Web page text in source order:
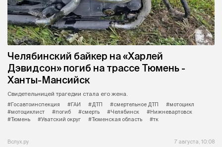
Челябинский байкер на «Харлей
Дэвидсон» погиб на трассе Тюмень -
Ханты-Мансийск
Свидетельницей трагедии стала его жена.
#Госавтоинспекция
#ГАИ #ДТП #смертельное ДТП
#мотоцикл
#мотоциклист
#погиб #смерть #Челябинск
#Нижневартовск
#Тюмень
#Уватский округ #Тюменская область #тк
Вслух.ру 7 августа, 10:08